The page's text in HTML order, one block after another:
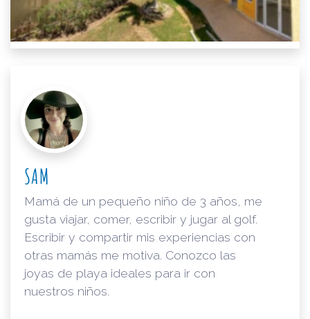
SAM
Mamá de un pequeño niño de 3 años, me
gusta viajar, comer, escribir y jugar al golf.
Escribir y compartir mis experiencias con
otras mamás me motiva. Conozco las
joyas de playa ideales para ir con
nuestros niños.